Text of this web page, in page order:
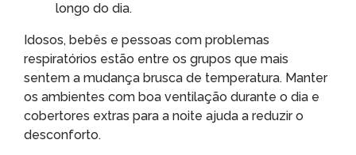
longo do dia.
Idosos, bebês e pessoas com problemas
respiratórios estão entre os grupos que mais
sentem a mudança brusca de temperatura. Manter
os ambientes com boa ventilação durante o dia e
cobertores extras para a noite ajuda a reduzir o
desconforto.